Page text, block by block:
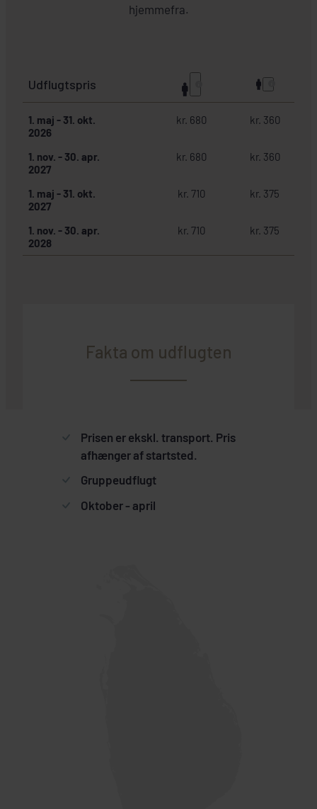
hjemmefra.
Udflugtspris
1. maj - 31. okt.
2026
kr. 680 kr. 360
1. nov. - 30. apr.
2027
kr. 680 kr. 360
1. maj - 31. okt.
2027
kr. 710 kr. 375
1. nov. - 30. apr.
2028
kr. 710 kr. 375
Fakta om udflugten
Prisen er ekskl. transport. Pris
afhænger af startsted.
Gruppeudflugt
Oktober - april